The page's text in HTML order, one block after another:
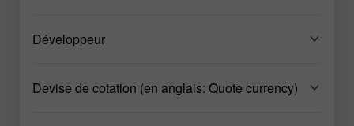
Développeur
Devise de cotation (en anglais: Quote currency)